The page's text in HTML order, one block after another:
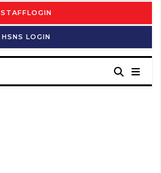
STAFFLOGIN
HSNS LOGIN